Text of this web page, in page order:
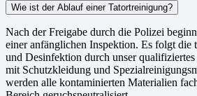
Wie ist der Ablauf einer Tatortreinigung?
Nach der Freigabe durch die Polizei
einer anfänglichen Inspektion. Es folgt die
und Desinfektion durch unser qualifiziertes
mit Schutzkleidung und
werden alle kontaminierten Materialien